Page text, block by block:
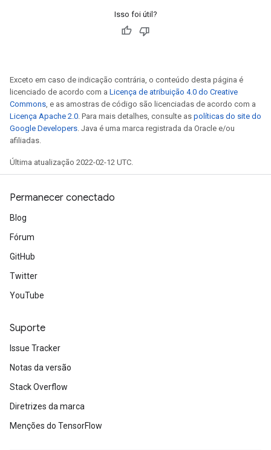
Isso foi útil?
Exceto em caso de indicação contrária, o conteúdo desta página é
licenciado de acordo com a Licença de atribuição 4.0 do Creative
Commons , e as amostras de código são licenciadas de acordo com a
Licença Apache 2.0 . Para mais detalhes, consulte as políticas do site do
Google Developers . Java é uma marca registrada da Oracle e/ou
afiliadas.
Última atualização 2022-02-12 UTC.
Permanecer conectado
Blog
Fórum
GitHub
Twitter
YouTube
Suporte
Issue Tracker
Notas da versão
Stack Overflow
Diretrizes da marca
Menções do TensorFlow